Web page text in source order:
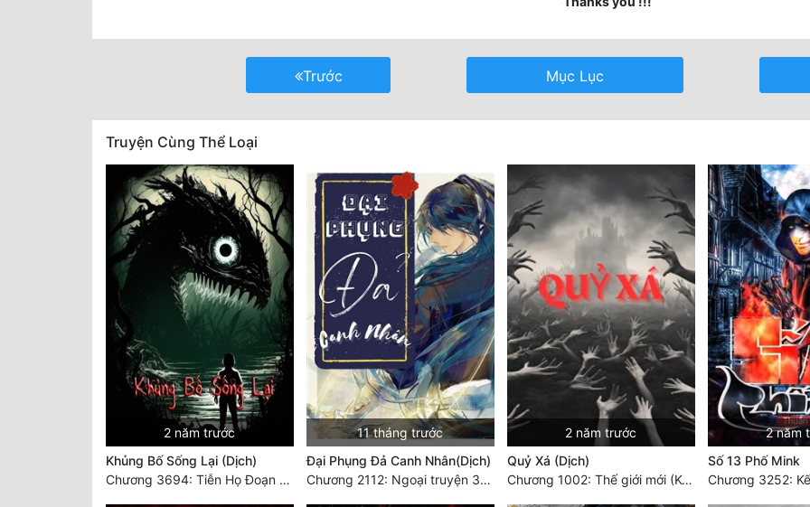
Trước Mục Lục
Truyện Cùng Thể Loại
2 năm trước
Khủng Bố Sống Lại (Dịch)
Chương 3694: Tiễn Họ Đoạn Đường Cuối - Hoàn
11 tháng trước
Đại Phụng Đả Canh Nhân(Dịch)
Chương 2112: Ngoại truyện 3 - Tiệc mừng công
2 năm trước
Quỷ Xá (Dịch)
Chương 1002: Thế giới mới (Kết thúc)
2 năm
Số 13 Phố Mink
Chương 3252: